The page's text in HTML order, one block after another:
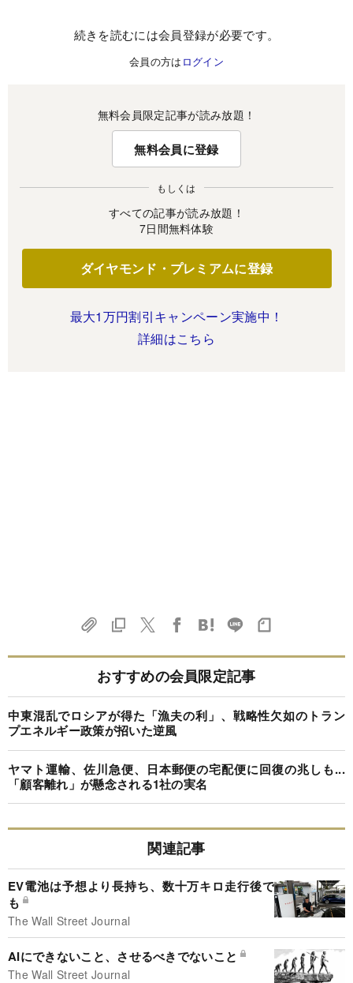
続きを読むには会員登録が必要です。
会員の方は ログイン
無料会員限定記事が読み放題！
無料会員に登録
もしくは
すべての記事が読み放題！
7日間無料体験
ダイヤモンド・プレミアムに登録
最大1万円割引キャンペーン実施中！
詳細はこちら
おすすめの会員限定記事
中東混乱でロシアが得た「漁夫の利」、戦略性欠如のトラン
プエネルギー政策が招いた逆風
ヤマト運輸、佐川急便、日本郵便の宅配便に回復の兆しも...
「顧客離れ」が懸念される1社の実名
関連記事
EV電池は予想より長持ち、数十万キロ走行後で
も
The Wall Street Journal
AIにできないこと、させるべきでないこと
The Wall Street Journal